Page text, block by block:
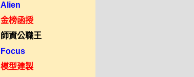
Alien
金榜函授
師資公職王
Focus
模型建製